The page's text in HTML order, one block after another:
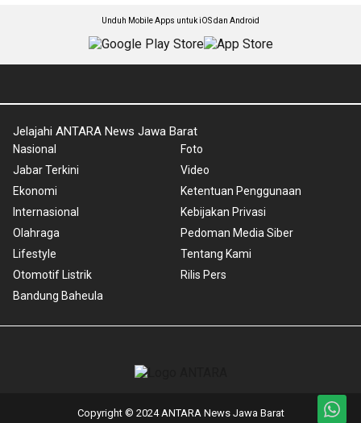
Unduh Mobile Apps untuk iOS dan Android
Jelajahi ANTARA News Jawa Barat
Nasional
Jabar Terkini
Ekonomi
Internasional
Olahraga
Lifestyle
Otomotif Listrik
Bandung Baheula
Foto
Video
Ketentuan Penggunaan
Kebijakan Privasi
Pedoman Media Siber
Tentang Kami
Rilis Pers
Copyright © 2024 ANTARA News Jawa Barat